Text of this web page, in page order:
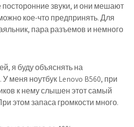
звуки, и они мешают
кое-что предпринять. Для
пара разъемов и немного
я буду объяснять на
меня ноутбук Lenovo B560, при
к нему слышен этот самый
этом запаса громкости много.